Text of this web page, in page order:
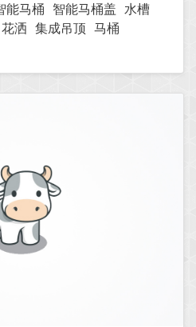
能马桶 智能马桶盖 水槽
花洒 集成吊顶 马桶